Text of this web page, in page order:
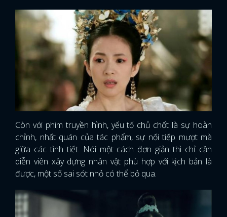
Còn với phim truyền hình, yếu tố chủ chốt là sự hoàn
chỉnh, nhất quán của tác phẩm, sự nối tiếp mượt mà
giữa các tình tiết. Nói một cách đơn giản thì chỉ cần
diễn viên xây dựng nhân vật phù hợp với kịch bản là
được, một số sai sót nhỏ có thể bỏ qua.